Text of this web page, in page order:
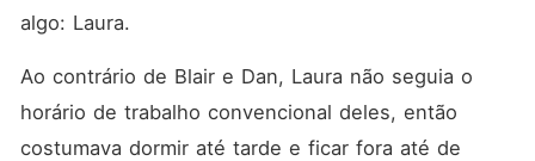
algo: Laura.
Ao contrário de Blair e Dan, Laura não seguia o
horário de trabalho convencional deles, então
costumava dormir até tarde e ficar fora até de